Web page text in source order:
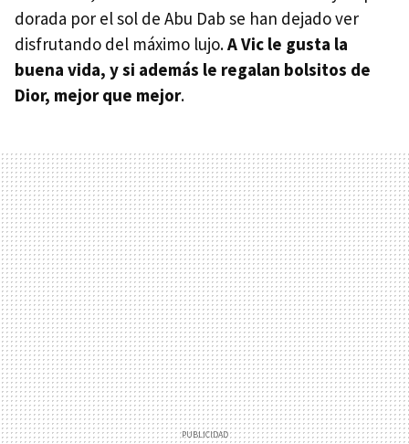
dorada por el sol de Abu Dab se han dejado ver
disfrutando del máximo lujo.A Vic le gusta la
buena vida, y si además le regalan bolsitos de
Dior, mejor que mejor.